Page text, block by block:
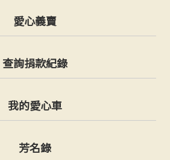
愛心義賣
查詢捐款紀錄
我的愛心車
芳名錄